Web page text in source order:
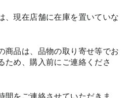
、現在店舗に在庫を置いていな
商品は、品物の取り寄せ等でお
ため、購入前にご連絡くださ
間をご連絡させていただきま